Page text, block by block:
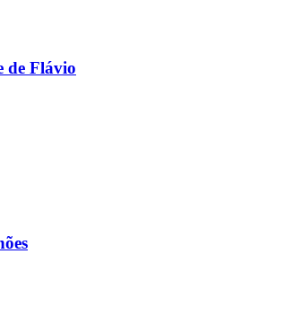
de Flávio